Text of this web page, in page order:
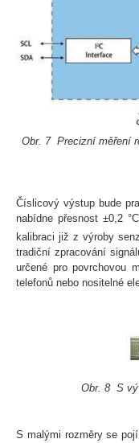
Obr. 7 Precizní měření
Číslicový výstup bude
nabídne přesnost ±0,2
kalibraci již z výroby
tradiční zpracování
určené pro povrchovou
telefonů nebo nositelné
Obr. 8 S
S malými rozměry se